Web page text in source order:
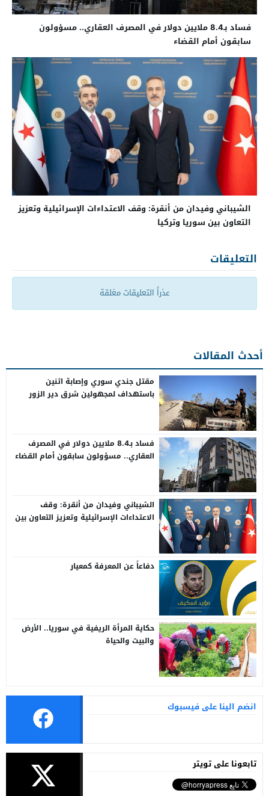
فساد بـ8.4 ملايين دولار في المصرف العقاري.. مسؤولون
سابقون أمام القضاء
الشيباني وفيدان من أنقرة: وقف الاعتداءات الإسرائيلية وتعزيز
التعاون بين سوريا وتركيا
التعليقات
عذراً التعليقات مغلقة
أحدث المقالات
مقتل جندي سوري وإصابة اثنين
باستهداف لمجهولين شرق دير الزور
فساد بـ8.4 ملايين دولار في المصرف
العقاري.. مسؤولون سابقون أمام القضاء
الشيباني وفيدان من أنقرة: وقف
الاعتداءات الإسرائيلية وتعزيز التعاون بين
دفاعاً عن المعرفة كمعيار
حكاية المرأة الريفية في سوريا.. الأرض
والبيت والحياة
انضم الينا على فيسبوك
تابعونا على تويتر